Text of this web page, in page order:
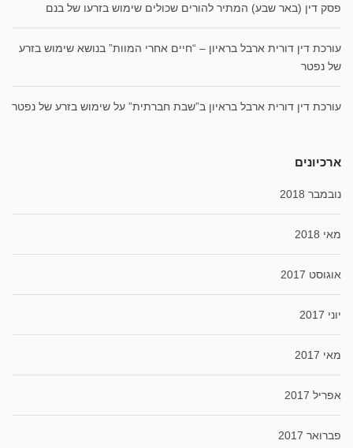
פסק דין (באר שבע) המתיר להורים שכולים שימוש בזרעו של בנם
עורכת דין דורית ארבל בראיון – “חיים אחרי המוות” בנושא שימוש בזרע
של נפטר
עורכת דין דורית ארבל בראיון ב”שבת חברתית” על שימוש בזרע של נפטר
ארכיונים
נובמבר 2018
מאי 2018
אוגוסט 2017
יוני 2017
מאי 2017
אפריל 2017
פברואר 2017